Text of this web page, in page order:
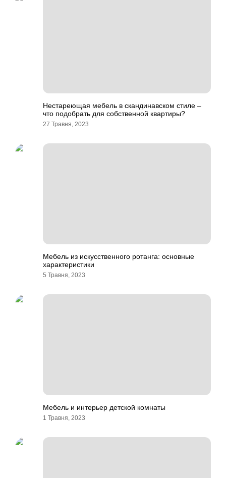
Нестареющая мебель в скандинавском стиле –
что подобрать для собственной квартиры?
27 Травня, 2023
Мебель из искусственного ротанга: основные
характеристики
5 Травня, 2023
Мебель и интерьер детской комнаты
1 Травня, 2023